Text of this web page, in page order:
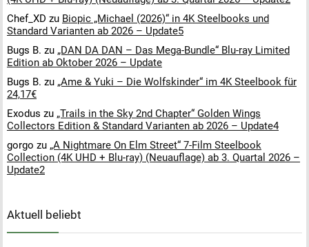
Chef_XD zu Biopic „Michael (2026)“ in 4K Steelbooks und
Standard Varianten ab 2026 – Update5
Bugs B. zu „DAN DA DAN – Das Mega-Bundle“ Blu-ray Limited
Edition ab Oktober 2026 – Update
Bugs B. zu „Ame & Yuki – Die Wolfskinder“ im 4K Steelbook für
24,17€
Exodus zu „Trails in the Sky 2nd Chapter“ Golden Wings
Collectors Edition & Standard Varianten ab 2026 – Update4
gorgo zu „A Nightmare On Elm Street“ 7-Film Steelbook
Collection (4K UHD + Blu-ray) (Neuauflage) ab 3. Quartal 2026 –
Update2
Aktuell beliebt